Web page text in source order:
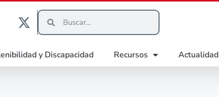
y Discapacidad Recursos Actualidad